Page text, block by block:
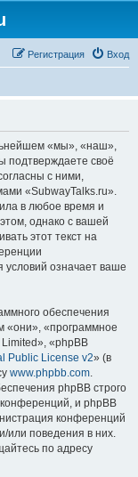
Вход
Регистрация
«мы», «наш»,
подтверждаете своё
с ними,
«SubwayTalks.ru».
в любое время и
однако с вашей
этот текст на
условий означает ваше
обеспечения
«они», «программное
«phpBB
Public License v2» (в
www.phpbb.com.
phpBB строго
и phpBB
конференций
или поведения в них.
по адресу